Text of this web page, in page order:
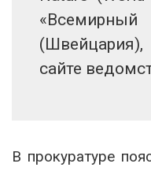
сайте
В прокуратуре